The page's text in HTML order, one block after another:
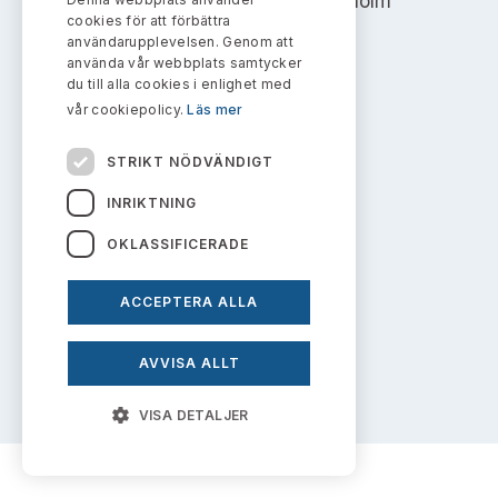
Ledamöter
Huvudmän
Publikationer och anföranden
Sök uttalanden
Avgifter
Prenumerera
Kontakt administrativa ärenden
info@aktiemarknadsnamnden.se
Om webbplatsen
Kakor
Personuppgiftspolicy
Prenumerera på uttalanden
cookies för att förbättra
användarupplevelsen. Genom att
använda vår webbplats samtycker
du till alla cookies i enlighet med
vår cookiepolicy.Läs mer
STRIKT NÖDVÄNDIGT
INRIKTNING
OKLASSIFICERADE
ACCEPTERA ALLA
AVVISA ALLT
VISA DETALJER